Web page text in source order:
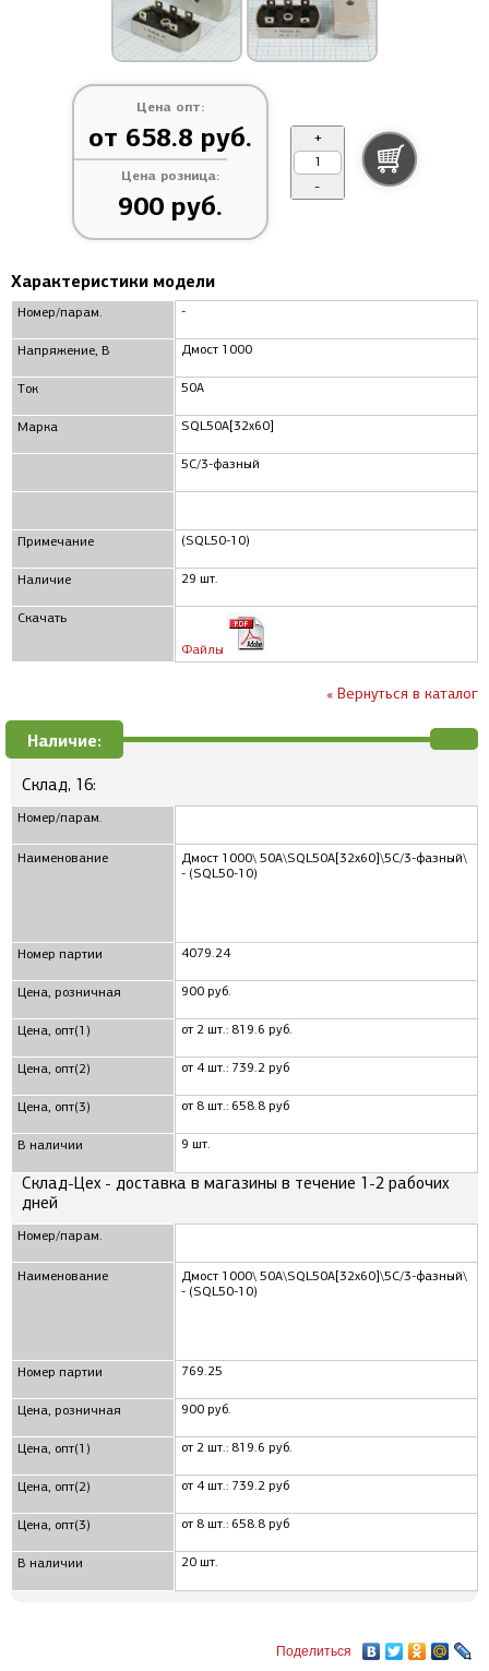
Цена опт:
от 658.8 руб.
Цена розница:
900 руб.
+
-
Характеристики модели
Номер/парам.
Напряжение, В
Ток
Марка
Примечание
Наличие
Скачать
-
Дмост 1000
50А
SQL50A[32x60]
5C/3-фазный
(SQL50-10)
29 шт.
Файлы
« Вернуться в каталог
Наличие:
Склад, 16:
Номер/парам.
Наименование
Номер партии
Цена, розничная
Цена, опт(1)
Цена, опт(2)
Цена, опт(3)
В наличии
Дмост 1000\ 50А\SQL50A[32x60]\5C/3-фазный\
- (SQL50-10)
4079.24
900 руб.
от 2 шт.: 819.6 руб.
от 4 шт.: 739.2 руб
от 8 шт.: 658.8 руб
9 шт.
Склад-Цех - доставка в магазины в течение 1-2 рабочих
дней
Номер/парам.
Наименование
Номер партии
Цена, розничная
Цена, опт(1)
Цена, опт(2)
Цена, опт(3)
В наличии
Дмост 1000\ 50А\SQL50A[32x60]\5C/3-фазный\
- (SQL50-10)
769.25
900 руб.
от 2 шт.: 819.6 руб.
от 4 шт.: 739.2 руб
от 8 шт.: 658.8 руб
20 шт.
Поделиться